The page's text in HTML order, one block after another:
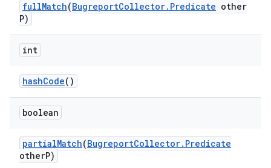
fullMatch(BugreportCollector. Predicate other
P)
int
hashCode()
boolean
partialMatch(BugreportCollector. Predicate
otherP)